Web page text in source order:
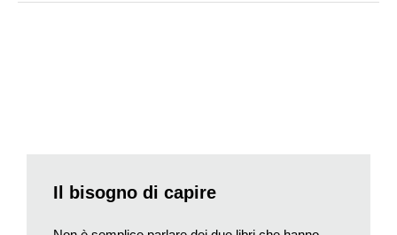
il polacco e lo yiddish, seguite dall’ebraico. In che lingua
ha scritto i suoi due libri?
In italiano, poiché è la mia lingua di lavoro. Molti scrittori
Il bisogno di capire